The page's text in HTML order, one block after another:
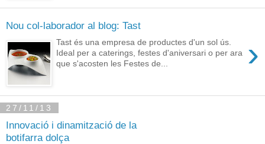
Nou col-laborador al blog: Tast
›
Tast és una empresa de productes d'un sol ús.
Ideal per a caterings, festes d'aniversari o per ara
que s'acosten les Festes de...
27/11/13
Innovació i dinamització de la
botifarra dolça